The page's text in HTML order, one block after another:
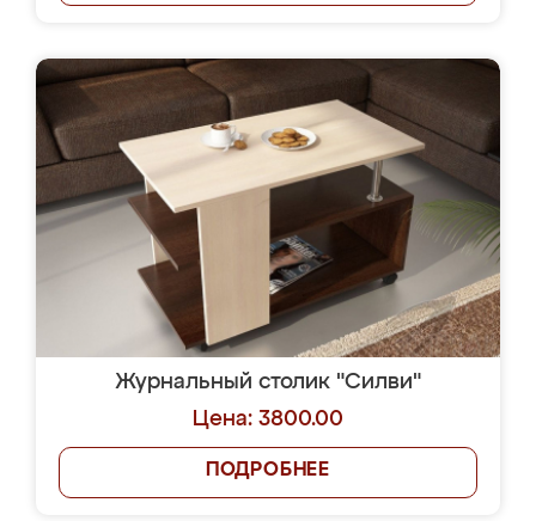
Журнальный столик "Силви"
Цена: 3800.00
ПОДРОБНЕЕ